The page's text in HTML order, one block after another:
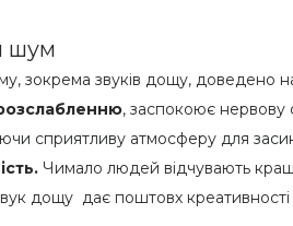
шум
зокрема звуків дощу, доведено
, заспокоює нервову
сприятливу атмосферу для
Чимало людей відчувають
дощу дає поштовх